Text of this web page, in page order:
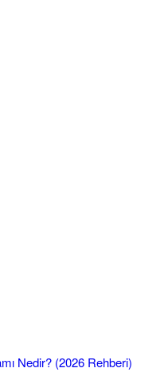
Nedir? (2026 Rehberi)